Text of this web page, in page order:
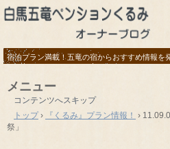
宿泊プラン満載！五竜の宿からおすすめ情報を
メニュー
コンテンツへスキップ
トップ › 『くるみ』プラン情報！ ›
祭」